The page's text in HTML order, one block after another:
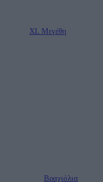
XL Μεγέθη
Βραχιόλια